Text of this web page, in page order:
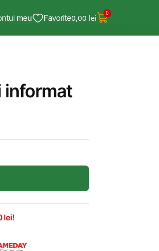
meu Favorite0,00 lei 0
informat
lei!